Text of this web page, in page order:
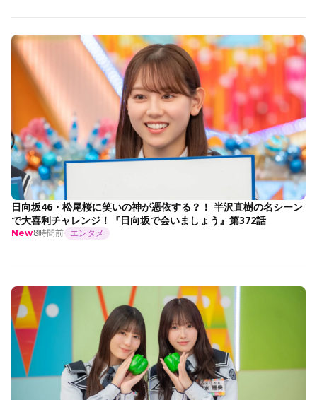
日向坂46・松尾桜に笑いの神が憑依する？！ 半沢直樹の名シーン
で大喜利チャレンジ！『日向坂で会いましょう』第372話
New8時間前 エンタメ